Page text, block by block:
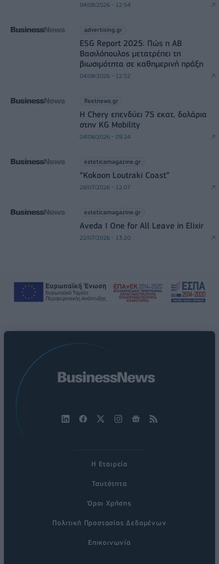
04/08/2026 - 12:54
advertising.gr
ESG Report 2025: Πώς η ΑΒ
Βασιλόπουλος μετατρέπει τη
βιωσιμότητα σε καθημερινή πράξη
04/08/2026 - 12:52
fleetnews.gr
Η Chery επενδύει 75 εκατ. δολάρια
στην KG Mobility
04/08/2026 - 09:24
esteticamagazine.gr
“Kokoon Loutraki Coast”
28/07/2026 - 12:07
esteticamagazine.gr
Aveda I One for All Leave in Elixir
22/07/2026 - 13:20
Η Εταιρεία
Ταυτότητα
Όροι Χρήσης
Πολιτική Προστασίας Δεδομένων
Επικοινωνία